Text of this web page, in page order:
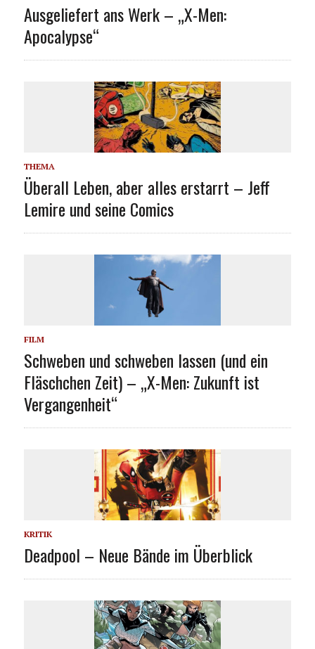
Ausgeliefert ans Werk – „X-Men:
Apocalypse“
THEMA
Überall Leben, aber alles erstarrt – Jeff
Lemire und seine Comics
FILM
Schweben und schweben lassen (und ein
Fläschchen Zeit) – „X-Men: Zukunft ist
Vergangenheit“
KRITIK
Deadpool – Neue Bände im Überblick